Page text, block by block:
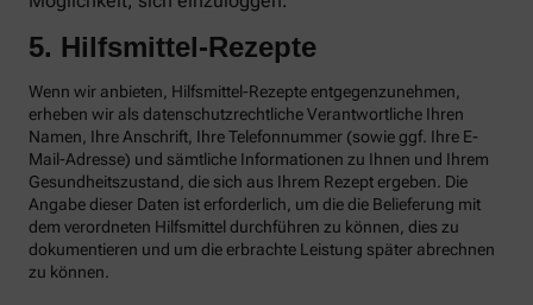
5. Hilfsmittel-Rezepte
Wenn wir anbieten, Hilfsmittel-Rezepte entgegenzunehmen,
erheben wir als datenschutzrechtliche Verantwortliche Ihren
Namen, Ihre Anschrift, Ihre Telefonnummer (sowie ggf. Ihre E-
Mail-Adresse) und sämtliche Informationen zu Ihnen und Ihrem
Gesundheitszustand, die sich aus Ihrem Rezept ergeben. Die
Angabe dieser Daten ist erforderlich, um die die Belieferung mit
dem verordneten Hilfsmittel durchführen zu können, dies zu
dokumentieren und um die erbrachte Leistung später abrechnen
zu können.